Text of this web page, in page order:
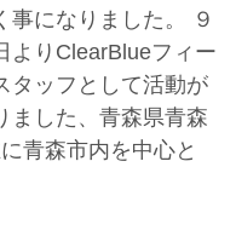
事になりました。 ９
よりClearBlueフィー
タッフとして活動が
ました、青森県青森
青森市内を中心と